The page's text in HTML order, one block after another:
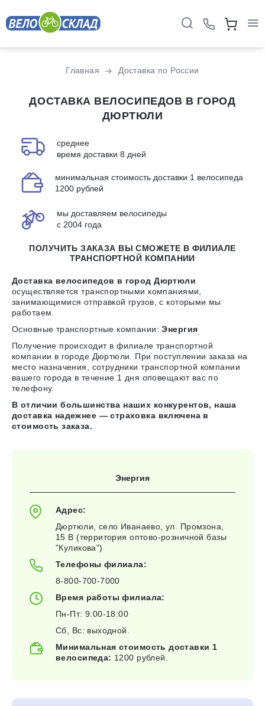
Главная Доставка по России
ДОСТАВКА ВЕЛОСИПЕДОВ В ГОРОД
ДЮРТЮЛИ
среднее
время доставки 8 дней
минимальная стоимость доставки 1 велосипеда
1200 рублей
мы доставляем велосипеды
с 2004 года
ПОЛУЧИТЬ ЗАКАЗА ВЫ СМОЖЕТЕ В ФИЛИАЛЕ
ТРАНСПОРТНОЙ КОМПАНИИ
Доставка велосипедов в город Дюртюли
осуществляется транспортными компаниями,
занимающимися отправкой грузов, с которыми мы
работаем.
Основные транспортные компании:Энергия
Получение происходит в филиале транспортной
компании в городе Дюртюли. При поступлении заказа на
место назначения, сотрудники транспортной компании
вашего города в течение 1 дня оповещают вас по
телефону.
В отличии большинства наших конкурентов, наша
доставка надежнее — страховка включена в
стоимость заказа.
Энергия
Адрес:
Дюртюли, село Иванаево, ул. Промзона,
15 В (территория оптово-розничной базы
"Куликова")
Телефоны филиала:
8-800-700-7000
Время работы филиала:
Пн-Пт: 9:00-18:00
Сб, Вс: выходной.
Минимальная стоимость доставки 1
велосипеда: 1200 рублей.